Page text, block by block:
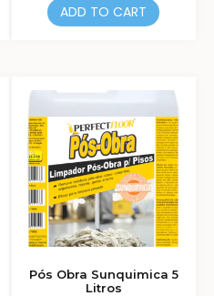
ADD TO CART
Pós Obra Sunquimica 5
Litros